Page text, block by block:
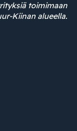
toimimaan
Kiinan alueella.